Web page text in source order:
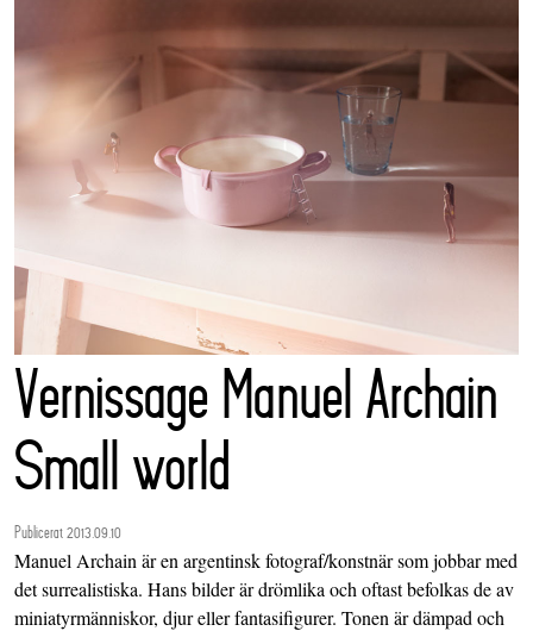
Vernissage Manuel Archain
Small world
Publicerat 2013.09.10
Manuel Archain är en argentinsk fotograf/konstnär som jobbar med
det surrealistiska. Hans bilder är drömlika och oftast befolkas de av
miniatyrmänniskor, djur eller fantasifigurer. Tonen är dämpad och